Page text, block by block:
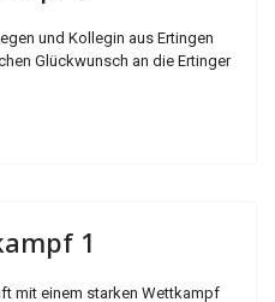
und Kollegin aus Ertingen
Glückwunsch an die Ertinger
1
mit einem starken Wettkampf